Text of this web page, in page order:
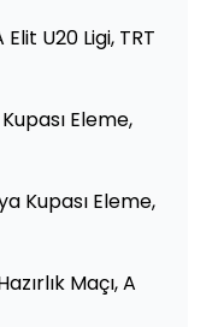
U20 Ligi, TRT
Eleme,
Kupası Eleme,
Maçı, A